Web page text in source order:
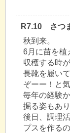
R7.10 さつ
秋到来。
6月に苗を植
収穫する時
長靴を履い
ぞーー！と
毎年の経験
掘る姿もあ
後日、調理
プスを作る